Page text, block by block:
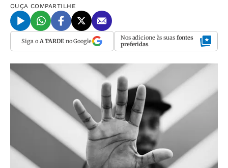
OUÇA COMPARTILHE
Siga o A TARDEno Google Nos adicione às suas fontes
preferidas